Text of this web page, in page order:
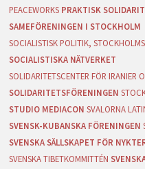
PEACEWORKS PRAKTISK
SAMEFÖRENINGEN I STOCKHOLM
SOCIALISTISK POLITIK,
SOCIALISTISKA NÄTVERKET
SOLIDARITETSCENTER FÖR IRANIER
SOLIDARITETSFÖRENINGEN
STUDIO MEDIACON SVALORNA
SVENSK-KUBANSKA FÖRENINGEN
SVENSKA SÄLLSKAPET FÖR
SVENSKA TIBETKOMMITTÉN